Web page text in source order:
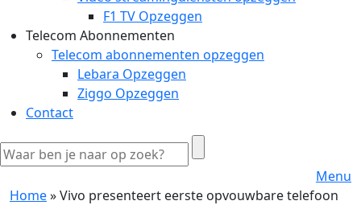
F1 TV Opzeggen
Telecom Abonnementen
Telecom abonnementen opzeggen
Lebara Opzeggen
Ziggo Opzeggen
Contact
Menu
Home»Vivo presenteert eerste opvouwbare telefoon